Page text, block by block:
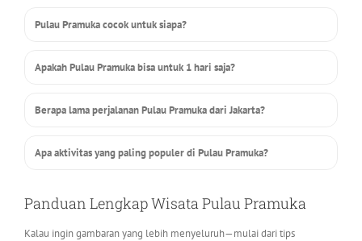
Pulau Pramuka cocok untuk siapa?
Apakah Pulau Pramuka bisa untuk 1 hari saja?
Berapa lama perjalanan Pulau Pramuka dari Jakarta?
Apa aktivitas yang paling populer di Pulau Pramuka?
Panduan Lengkap Wisata Pulau Pramuka
Kalau ingin gambaran yang lebih menyeluruh—mulai dari tips